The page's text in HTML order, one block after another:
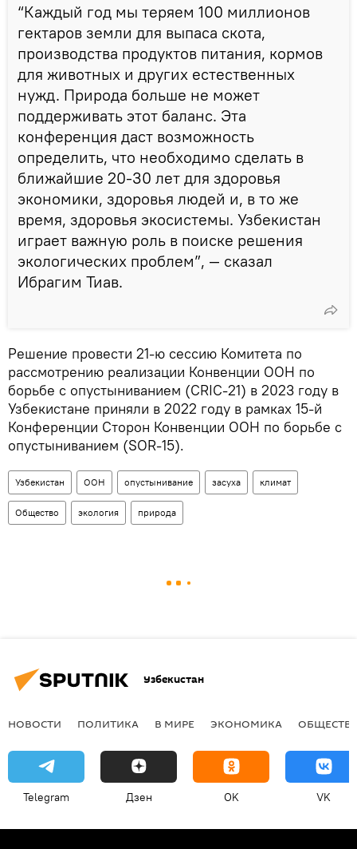
“Каждый год мы теряем 100 миллионов
гектаров земли для выпаса скота,
производства продуктов питания, кормов
для животных и других естественных
нужд. Природа больше не может
поддерживать этот баланс. Эта
конференция даст возможность
определить, что необходимо сделать в
ближайшие 20-30 лет для здоровья
экономики, здоровья людей и, в то же
время, здоровья экосистемы. Узбекистан
играет важную роль в поиске решения
экологических проблем”, — сказал
Ибрагим Тиав.
Решение провести 21-ю сессию Комитета по
рассмотрению реализации Конвенции ООН по
борьбе с опустыниванием (CRIC-21) в 2023 году в
Узбекистане приняли в 2022 году в рамках 15-й
Конференции Сторон Конвенции ООН по борьбе с
опустыниванием (SOR-15).
Узбекистан ООН опустынивание засуха климат
Общество экология природа
Узбекистан
НОВОСТИ ПОЛИТИКА В МИРЕ ЭКОНОМИКА
Telegram Дзен OK VK